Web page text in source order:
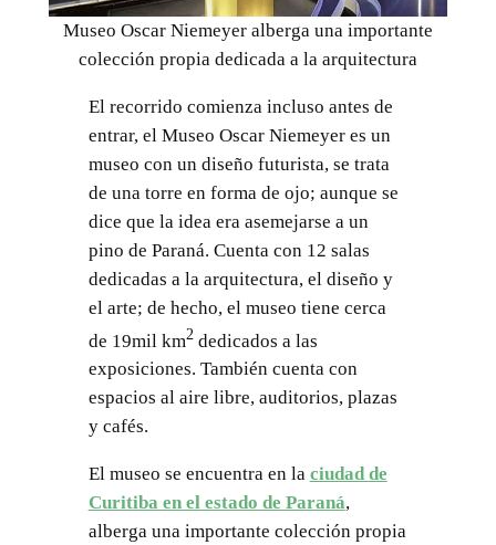
Museo Oscar Niemeyer alberga una importante
colección propia dedicada a la arquitectura
El recorrido comienza incluso antes de
entrar, el Museo Oscar Niemeyer es un
museo con un diseño futurista, se trata
de una torre en forma de ojo; aunque se
dice que la idea era asemejarse a un
pino de Paraná. Cuenta con 12 salas
dedicadas a la arquitectura, el diseño y
el arte; de hecho, el museo tiene cerca
de 19mil km2dedicados a las
exposiciones. También cuenta con
espacios al aire libre, auditorios, plazas
y cafés.
El museo se encuentra en la ciudad de
Curitiba en el estado de Paraná,
alberga una importante colección propia